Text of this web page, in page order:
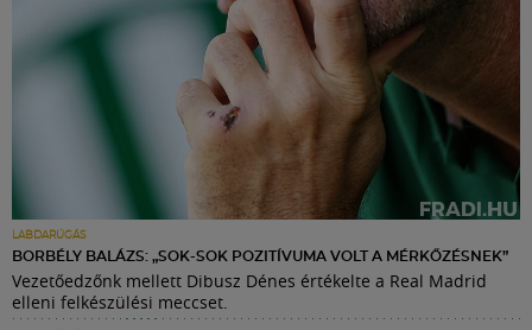
LABDARÚGÁS
BORBÉLY BALÁZS: „SOK-SOK POZITÍVUMA VOLT A MÉRKŐZÉSNEK”
Vezetőedzőnk mellett Dibusz Dénes értékelte a Real Madrid
elleni felkészülési meccset.